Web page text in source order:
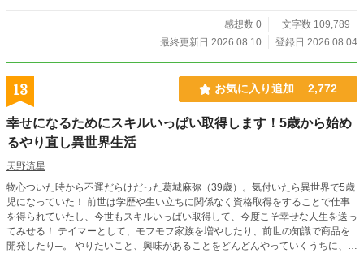
し、彼女の魔法へ反応する古代施設、黒い紋章を持つ謎の侵入者、そして告げら
少女が、初級魔法だけで魔法学院の常識も、強大な魔物も、古代から続く謎も吹
き飛ばしていく。 爽快バトルと仲間たちの掛け合いで描く、最強女性主人公
の異世界魔法学院ファンタジー。
感想数 0
文字数 109,789
最終更新日 2026.08.10
登録日 2026.08.04
13 お気に入り追加 2,772
幸せになるためにスキルいっぱい取得します！5歳から始め
るやり直し異世界生活
天野流星
物心ついた時から不運だらけだった葛城麻弥（39歳）。気付いたら異世界で5歳
児になっていた！ 前世は学歴や生い立ちに関係なく資格取得をすることで仕事
を得られていたし、今世もスキルいっぱい取得して、今度こそ幸せな人生を送っ
てみせる！ テイマーとして、モフモフ家族を増やしたり、前世の知識で商品を
開発したり─。 やりたいこと、興味があることをどんどんやっていくうちに、